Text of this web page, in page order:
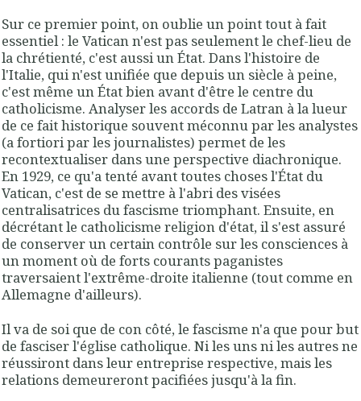
Sur ce premier point, on oublie un point tout à fait
essentiel : le Vatican n'est pas seulement le chef-lieu de
la chrétienté, c'est aussi un État. Dans l'histoire de
l'Italie, qui n'est unifiée que depuis un siècle à peine,
c'est même un État bien avant d'être le centre du
catholicisme. Analyser les accords de Latran à la lueur
de ce fait historique souvent méconnu par les analystes
(a fortiori par les journalistes) permet de les
recontextualiser dans une perspective diachronique.
En 1929, ce qu'a tenté avant toutes choses l'État du
Vatican, c'est de se mettre à l'abri des visées
centralisatrices du fascisme triomphant. Ensuite, en
décrétant le catholicisme religion d'état, il s'est assuré
de conserver un certain contrôle sur les consciences à
un moment où de forts courants paganistes
traversaient l'extrême-droite italienne (tout comme en
Allemagne d'ailleurs).
Il va de soi que de con côté, le fascisme n'a que pour but
de fasciser l'église catholique. Ni les uns ni les autres ne
réussiront dans leur entreprise respective, mais les
relations demeureront pacifiées jusqu'à la fin.